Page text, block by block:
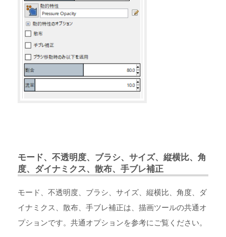
モード、不透明度、ブラシ、サイズ、縦横比、角
度、ダイナミクス、散布、手ブレ補正
モード、不透明度、ブラシ、サイズ、縦横比、角度、ダ
イナミクス、散布、手ブレ補正は、描画ツールの共通オ
プションです。共通オプションを参考にご覧ください。